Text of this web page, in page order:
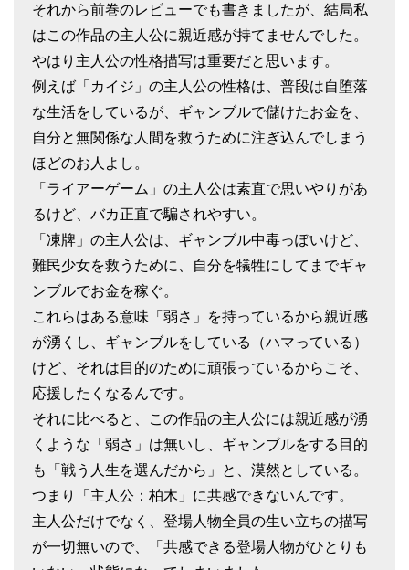
それから前巻のレビューでも書きましたが、結局私
はこの作品の主人公に親近感が持てませんでした。
やはり主人公の性格描写は重要だと思います。
例えば「カイジ」の主人公の性格は、普段は自堕落
な生活をしているが、ギャンブルで儲けたお金を、
自分と無関係な人間を救うために注ぎ込んでしまう
ほどのお人よし。
「ライアーゲーム」の主人公は素直で思いやりがあ
るけど、バカ正直で騙されやすい。
「凍牌」の主人公は、ギャンブル中毒っぽいけど、
難民少女を救うために、自分を犠牲にしてまでギャ
ンブルでお金を稼ぐ。
これらはある意味「弱さ」を持っているから親近感
が湧くし、ギャンブルをしている（ハマっている）
けど、それは目的のために頑張っているからこそ、
応援したくなるんです。
それに比べると、この作品の主人公には親近感が湧
くような「弱さ」は無いし、ギャンブルをする目的
も「戦う人生を選んだから」と、漠然としている。
つまり「主人公：柏木」に共感できないんです。
主人公だけでなく、登場人物全員の生い立ちの描写
が一切無いので、「共感できる登場人物がひとりも